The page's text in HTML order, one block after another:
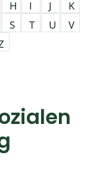
H I J
K
S T U
V